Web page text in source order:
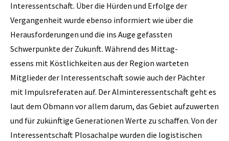
Interessentschaft. Über die Hürden und Erfolge der
Vergangenheit wurde ebenso informiert wie über die
Herausforderungen und die ins Auge gefassten
Schwerpunkte der Zukunft. Während des Mittag-
essens mit Köstlichkeiten aus der Region warteten
Mitglieder der Interessentschaft sowie auch der Pächter
mit Impulsreferaten auf. Der Alminteressentschaft geht es
laut dem Obmann vor allem darum, das Gebiet aufzuwerten
und für zukünftige Generationen Werte zu schaffen. Von der
Interessentschaft Plosachalpe wurden die logistischen